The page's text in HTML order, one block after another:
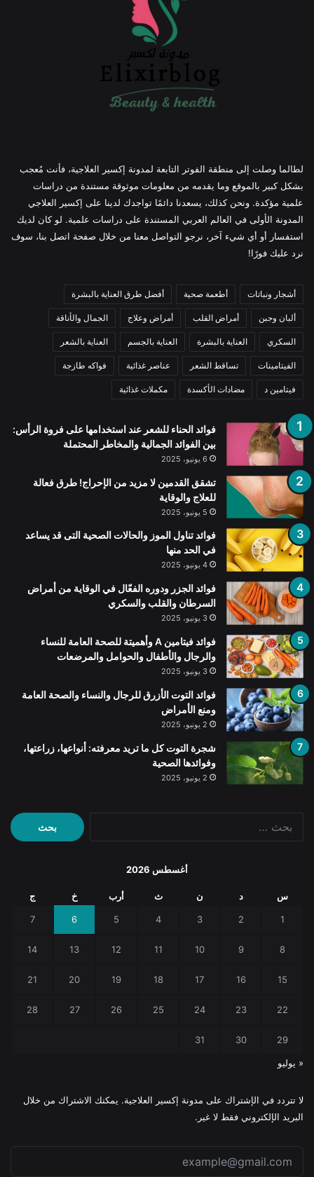
لطالما وصلت إلى منطقة الفوتر التابعة لمدونة إكسير العلاجية، فأنت مُعجب
بشكل كبير بالموقع وما يقدمه من معلومات موثوقة مستندة من دراسات
علمية مؤكدة. ونحن كذلك، يسعدنا دائمًا تواجدك لدينا على إكسير العلاجي
المدونة الأولى في العالم العربي المستندة على دراسات علمية. لو كان لديك
استفسار أو أي شيء آخر، نرجو التواصل معنا من خلال صفحة اتصل بنا، سوف
نرد عليك فورًا!
أشجار ونباتات أطعمة صحية أفضل طرق العناية بالبشرة
ألبان وجبن أمراض القلب أمراض وعلاج الجمال والأناقة
السكري العناية بالبشرة العناية بالجسم العناية بالشعر
الفيتامينات تساقط الشعر عناصر غذائية فواكه طازجة
فيتامين د مضادات الأكسدة مكملات غذائية
فوائد الحناء للشعر عند استخدامها على فروة الرأس:
بين الفوائد الجمالية والمخاطر المحتملة
6 يونيو، 2025
تشقق القدمين لا مزيد من الإحراج! طرق فعالة
للعلاج والوقاية
5 يونيو، 2025
فوائد تناول الموز والحالات الصحية التى قد يساعد
في الحد منها
4 يونيو، 2025
فوائد الجزر ودوره الفعّال في الوقاية من أمراض
السرطان والقلب والسكري
3 يونيو، 2025
فوائد فيتامين A وأهميتة للصحة العامة للنساء
والرجال والأطفال والحوامل والمرضعات
3 يونيو، 2025
فوائد التوت الأزرق للرجال والنساء والصحة العامة
ومنع الأمراض
2 يونيو، 2025
شجرة التوت كل ما تريد معرفته: أنواعها، زراعتها،
وفوائدها الصحية
2 يونيو، 2025
البحث
عن:
أغسطس 2026
س د ن ث أرب خ ج
1
2
3
4
5
6
7
8
9
10
11
12
13
14
15
16
17
18
19
20
21
22
23
24
25
26
27
28
29
30
31
« يوليو
لا تتردد في الإشتراك على مدونة إكسير العلاجية. يمكنك الاشتراك من خلال
البريد الإلكتروني فقط لا غير.